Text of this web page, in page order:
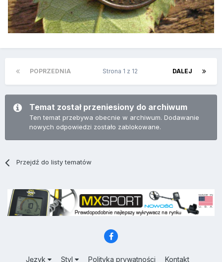
POPRZEDNIA DALEJ
Strona 1 z 12
Temat został przeniesiony do archiwum
Ten temat przebywa obecnie w archiwum. Dodawanie
nowych odpowiedzi zostało zablokowane.
Przejdź do listy tematów
Język Styl Polityka prywatności Kontakt